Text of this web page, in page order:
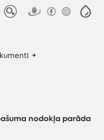
nodokļa parāda